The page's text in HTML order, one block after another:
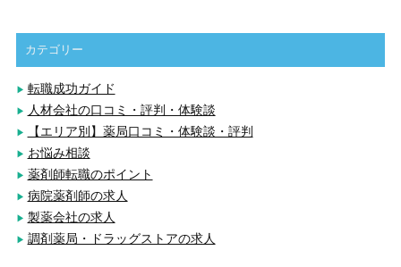
カテゴリー
転職成功ガイド
人材会社の口コミ・評判・体験談
【エリア別】薬局口コミ・体験談・評判
お悩み相談
薬剤師転職のポイント
病院薬剤師の求人
製薬会社の求人
調剤薬局・ドラッグストアの求人